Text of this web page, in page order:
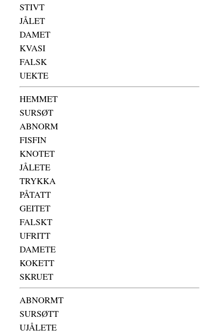
STIVT
JÅLET
DAMET
KVASI
FALSK
UEKTE
HEMMET
SURSØT
ABNORM
FISFIN
KNOTET
JÅLETE
TRYKKA
PÅTATT
GEITET
FALSKT
UFRITT
DAMETE
KOKETT
SKRUET
ABNORMT
SURSØTT
UJÅLETE